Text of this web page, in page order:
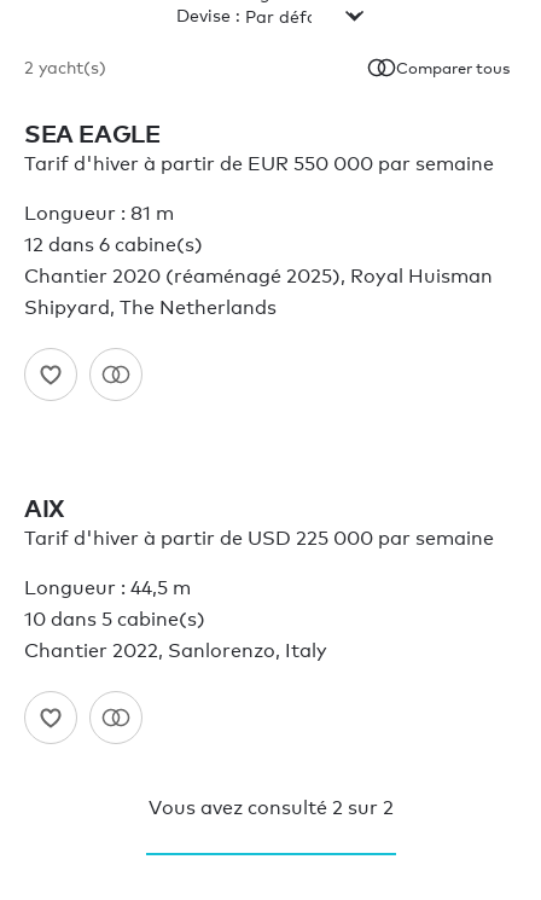
Devise :
2 yacht(s) Comparer tous
SEA EAGLE
Tarif d'hiver à partir de EUR 550 000 par semaine
Longueur : 81 m
12 dans 6 cabine(s)
Chantier 2020 (réaménagé 2025), Royal Huisman
Shipyard, The Netherlands
AIX
Tarif d'hiver à partir de USD 225 000 par semaine
Longueur : 44,5 m
10 dans 5 cabine(s)
Chantier 2022, Sanlorenzo, Italy
Vous avez consulté 2 sur 2